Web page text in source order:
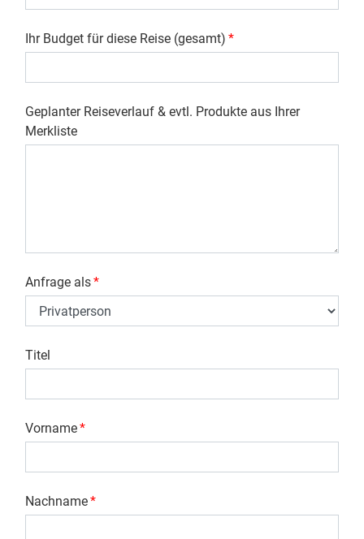
Ihr Budget für diese Reise (gesamt) *
Geplanter Reiseverlauf & evtl. Produkte aus Ihrer
Merkliste
Anfrage als*
Titel
Vorname*
Nachname*